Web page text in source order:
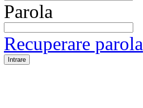
Parola
Recuperare parola